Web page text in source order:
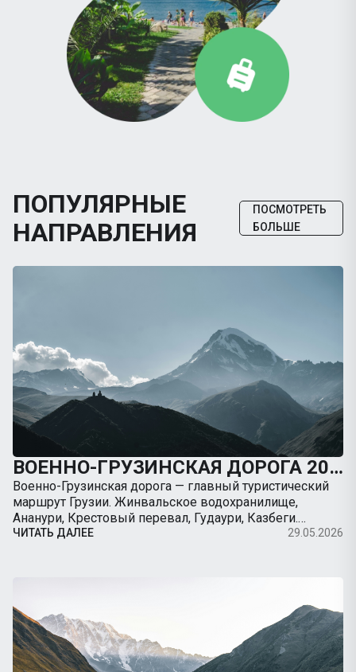
ПОПУЛЯРНЫЕ
НАПРАВЛЕНИЯ
ПОСМОТРЕТЬ
БОЛЬШЕ
ВОЕННО-ГРУЗИНСКАЯ ДОРОГА 2026: ПОЛНЫЙ ГИД ОТ ТБИЛИСИ ДО КАЗБЕГИ НА МАШИНЕ
Военно-Грузинская дорога — главный туристический
маршрут Грузии. Жинвальское водохранилище,
Ананури, Крестовый перевал, Гудаури, Казбеги.
Полный гид с картой, ценами, остановками, советами
ЧИТАТЬ ДАЛЕЕ 29.05.2026